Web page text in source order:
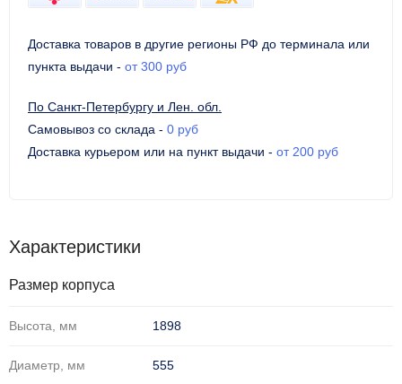
Доставка товаров в другие регионы РФ до терминала или
пункта выдачи - от 300 руб
По Санкт-Петербургу и Лен. обл.
Самовывоз со склада - 0 руб
Доставка курьером или на пункт выдачи - от 200 руб
Характеристики
Размер корпуса
Высота, мм 1898
Диаметр, мм 555